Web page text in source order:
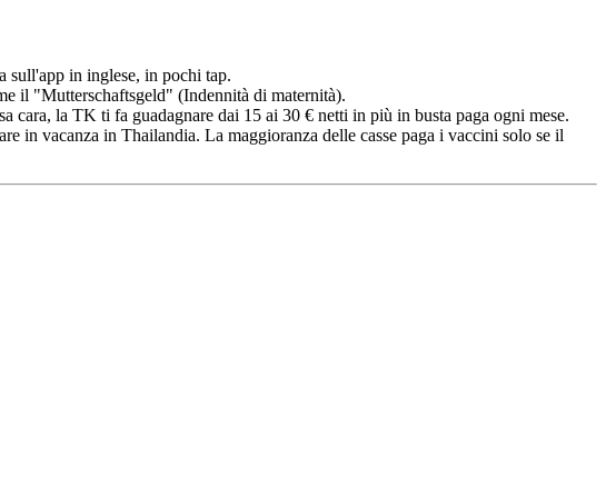
sull'app in inglese, in pochi tap.
il "Mutterschaftsgeld" (Indennità di maternità).
cara, la TK ti fa guadagnare dai 15 ai 30 € netti in più in busta paga ogni mese.
in vacanza in Thailandia. La maggioranza delle casse paga i vaccini solo se il